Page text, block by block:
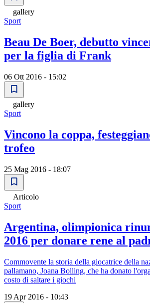
gallery
Sport
Beau De Boer, debutto
per la figlia di Frank
06 Ott 2016 - 15:02
gallery
Sport
Vincono la coppa,
trofeo
25 Mag 2016 - 18:07
Articolo
Sport
Argentina, olimpionica
2016 per donare rene al
Commovente la storia della giocatrice della
pallamano, Joana Bolling, che ha donato
costo di saltare i giochi
19 Apr 2016 - 10:43